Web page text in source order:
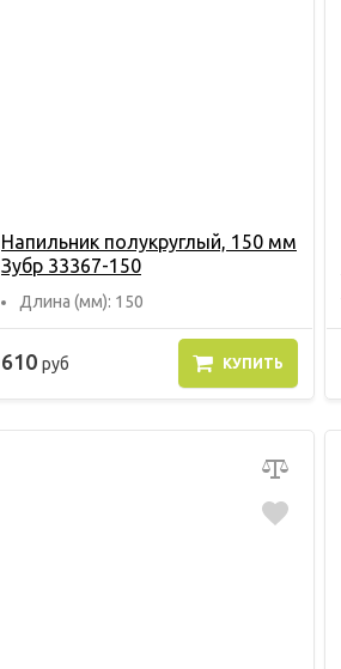
Напильник полукруглый, 150 мм
Зубр 33367-150
Длина (мм): 150
610 руб КУПИТЬ